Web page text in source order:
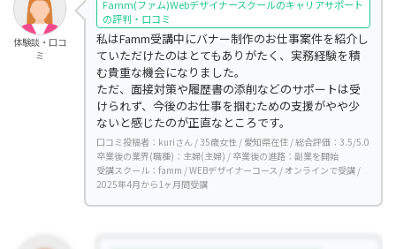
体験談・口コ
ミ
Famm(ファム)Webデザイナースクールのキャリアサポート
の評判・口コミ
私はFamm受講中にバナー制作のお仕事案件を紹介し
ていただけたのはとてもありがたく、実務経験を積
む貴重な機会になりました。
ただ、面接対策や履歴書の添削などのサポートは受
けられず、今後のお仕事を掴むための支援がやや少
ないと感じたのが正直なところです。
口コミ投稿者：kuriさん / 35歳女性 / 愛知県在住 / 総合評価：3.5/5.0
卒業後の業界(職種)：主婦(主婦) / 卒業後の進路：副業を開始
受講スクール：famm / WEBデザイナーコース / オンラインで受講 /
2025年4月から1ヶ月間受講